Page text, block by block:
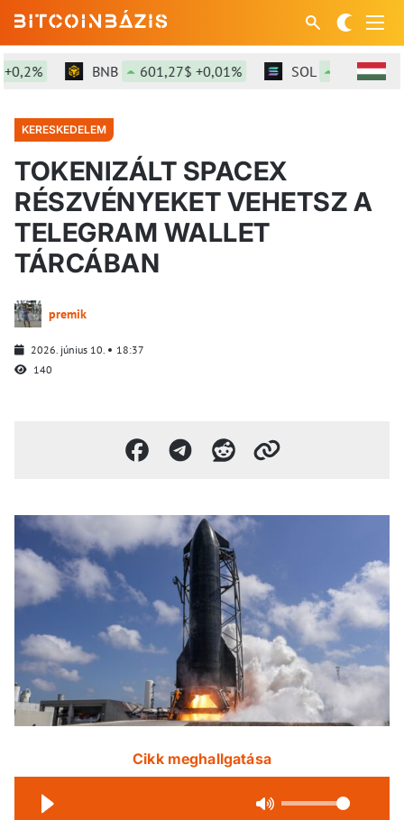
BNB 601,27$ +0,01% SOL 76,5$ +0,69%
KERESKEDELEM
TOKENIZÁLT SPACEX
RÉSZVÉNYEKET VEHETSZ A
TELEGRAM WALLET
TÁRCÁBAN
premik
2026. június 10.
18:37
140
Cikk meghallgatása